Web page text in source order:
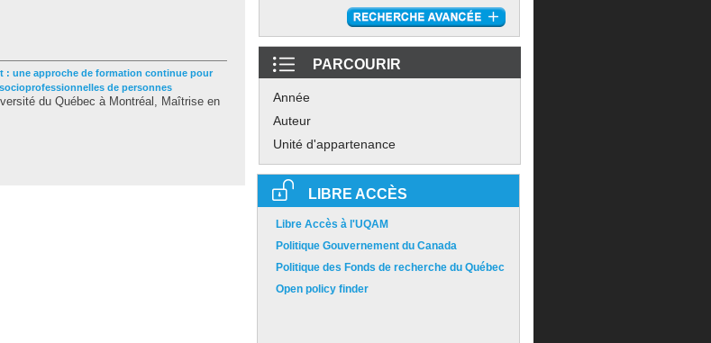
: une approche de formation continue pour
de personnes
du Québec à Montréal, Maîtrise en
PARCOURIR
Année
Auteur
Unité d'appartenance
LIBRE ACCÈS
Libre Accès à l'UQAM
Politique Gouvernement du Canada
Politique des Fonds de recherche du Québec
Open policy finder